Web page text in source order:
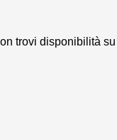
trovi disponibilità